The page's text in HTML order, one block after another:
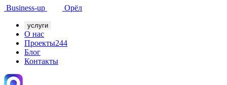
Business-up Орёл
услуги
О нас
Проекты244
Блог
Контакты